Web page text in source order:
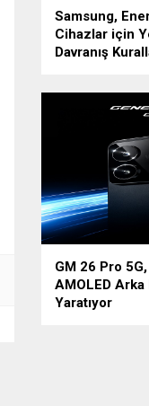
Samsung,
Cihazlar için
Davranış
GM 26 Pro
AMOLED Arka
Yaratıyor